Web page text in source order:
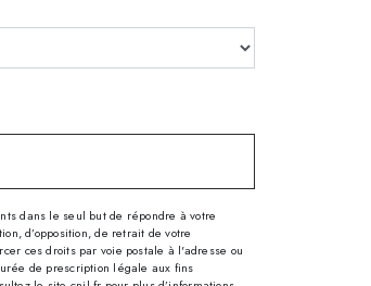
dans le seul but de répondre à votre
d’opposition, de retrait de votre
ces droits par voie postale à l'adresse ou
de prescription légale aux fins